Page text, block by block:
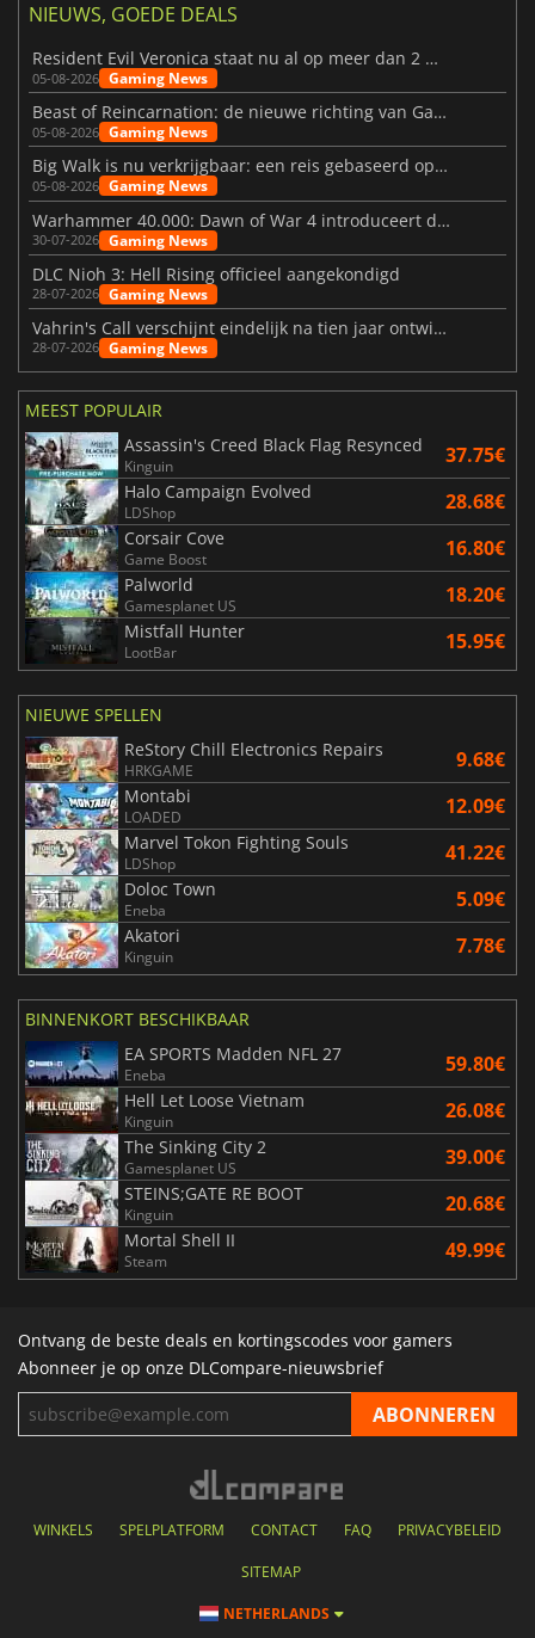
NIEUWS, GOEDE DEALS
Resident Evil Veronica staat nu al op meer dan 2 miljoen verlanglijstjes
05-08-2026 Gaming News
Beast of Reincarnation: de nieuwe richting van Game Freak
05-08-2026 Gaming News
Big Walk is nu verkrijgbaar: een reis gebaseerd op vriendschap
05-08-2026 Gaming News
Warhammer 40.000: Dawn of War 4 introduceert de Necron-factie
30-07-2026 Gaming News
DLC Nioh 3: Hell Rising officieel aangekondigd
28-07-2026 Gaming News
Vahrin's Call verschijnt eindelijk na tien jaar ontwikkeling
28-07-2026 Gaming News
MEEST POPULAIR
Assassin's Creed Black Flag Resynced
Kinguin 37.75€
Halo Campaign Evolved
LDShop 28.68€
Corsair Cove
Game Boost 16.80€
Palworld
Gamesplanet US 18.20€
Mistfall Hunter
LootBar 15.95€
NIEUWE SPELLEN
ReStory Chill Electronics Repairs
HRKGAME 9.68€
Montabi
LOADED 12.09€
Marvel Tokon Fighting Souls
LDShop 41.22€
Doloc Town
Eneba 5.09€
Akatori
Kinguin 7.78€
BINNENKORT BESCHIKBAAR
EA SPORTS Madden NFL 27
Eneba 59.80€
Hell Let Loose Vietnam
Kinguin 26.08€
The Sinking City 2
Gamesplanet US 39.00€
STEINS;GATE RE BOOT
Kinguin 20.68€
Mortal Shell II
Steam 49.99€
Ontvang de beste deals en kortingscodes voor gamers
Abonneer je op onze DLCompare-nieuwsbrief
WINKELS SPELPLATFORM CONTACT FAQ PRIVACYBELEID
SITEMAP
NETHERLANDS